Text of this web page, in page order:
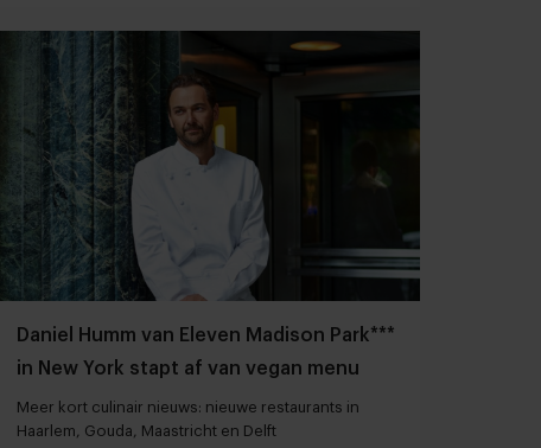
Daniel Humm van Eleven Madison Park***
in New York stapt af van vegan menu
Meer kort culinair nieuws: nieuwe restaurants in
Haarlem, Gouda, Maastricht en Delft